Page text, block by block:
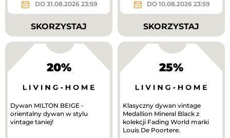
DO 31.08.2026 23:59
SKORZYSTAJ
DO 10.08.2026 23:59
SKORZYSTAJ
20%
Dywan MILTON BEIGE -
orientalny dywan w stylu
vintage taniej!
25%
Klasyczny dywan vintage
Medallion Mineral Black z
kolekcji Fading World marki
Louis De Poortere.